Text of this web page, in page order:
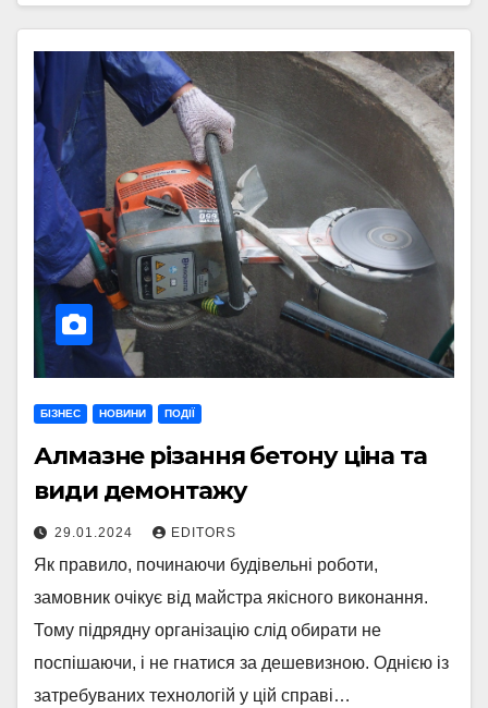
БІЗНЕС НОВИНИ ПОДІЇ
Алмазне різання бетону ціна та
види демонтажу
29.01.2024 EDITORS
Як правило, починаючи будівельні роботи,
замовник очікує від майстра якісного виконання.
Тому підрядну організацію слід обирати не
поспішаючи, і не гнатися за дешевизною. Однією із
затребуваних технологій у цій справі…